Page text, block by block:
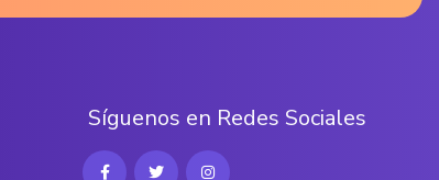
Síguenos en Redes Sociales